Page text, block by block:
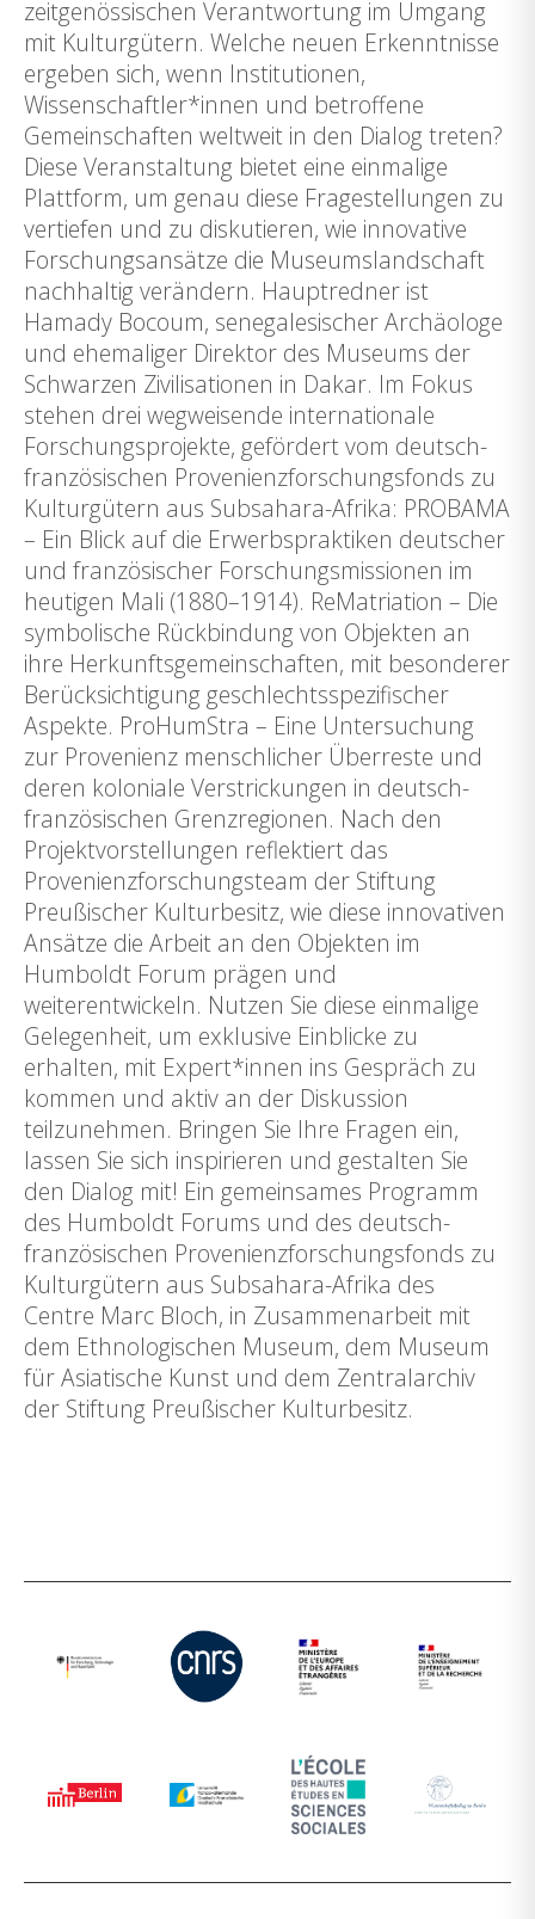
zeitgenössischen Verantwortung im Umgang
mit Kulturgütern. Welche neuen Erkenntnisse
ergeben sich, wenn Institutionen,
Wissenschaftler*innen und betroffene
Gemeinschaften weltweit in den Dialog treten?
Diese Veranstaltung bietet eine einmalige
Plattform, um genau diese Fragestellungen zu
vertiefen und zu diskutieren, wie innovative
Forschungsansätze die Museumslandschaft
nachhaltig verändern. Hauptredner ist
Hamady Bocoum, senegalesischer Archäologe
und ehemaliger Direktor des Museums der
Schwarzen Zivilisationen in Dakar. Im Fokus
stehen drei wegweisende internationale
Forschungsprojekte, gefördert vom deutsch-
französischen Provenienzforschungsfonds zu
Kulturgütern aus Subsahara-Afrika: PROBAMA
– Ein Blick auf die Erwerbspraktiken deutscher
und französischer Forschungsmissionen im
heutigen Mali (1880–1914). ReMatriation – Die
symbolische Rückbindung von Objekten an
ihre Herkunftsgemeinschaften, mit besonderer
Berücksichtigung geschlechtsspezifischer
Aspekte. ProHumStra – Eine Untersuchung
zur Provenienz menschlicher Überreste und
deren koloniale Verstrickungen in deutsch-
französischen Grenzregionen. Nach den
Projektvorstellungen reflektiert das
Provenienzforschungsteam der Stiftung
Preußischer Kulturbesitz, wie diese innovativen
Ansätze die Arbeit an den Objekten im
Humboldt Forum prägen und
weiterentwickeln. Nutzen Sie diese einmalige
Gelegenheit, um exklusive Einblicke zu
erhalten, mit Expert*innen ins Gespräch zu
kommen und aktiv an der Diskussion
teilzunehmen. Bringen Sie Ihre Fragen ein,
lassen Sie sich inspirieren und gestalten Sie
den Dialog mit! Ein gemeinsames Programm
des Humboldt Forums und des deutsch-
französischen Provenienzforschungsfonds zu
Kulturgütern aus Subsahara-Afrika des
Centre Marc Bloch, in Zusammenarbeit mit
dem Ethnologischen Museum, dem Museum
für Asiatische Kunst und dem Zentralarchiv
der Stiftung Preußischer Kulturbesitz.